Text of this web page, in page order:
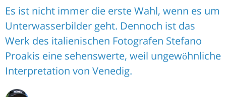
Es ist nicht immer die erste Wahl, wenn es um
Unterwasserbilder geht. Dennoch ist das
Werk des italienischen Fotografen Stefano
Proakis eine sehenswerte, weil ungewöhnliche
Interpretation von Venedig.